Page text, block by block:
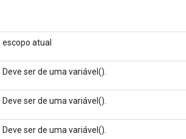
escopo atual
Deve ser de uma variável().
Deve ser de uma variável().
Deve ser de uma variável().